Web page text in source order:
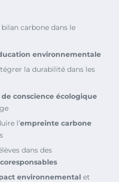
bilan carbone dans le
environnementale
la durabilité dans les
de conscience écologique
l’empreinte carbone
dans des
environnemental et